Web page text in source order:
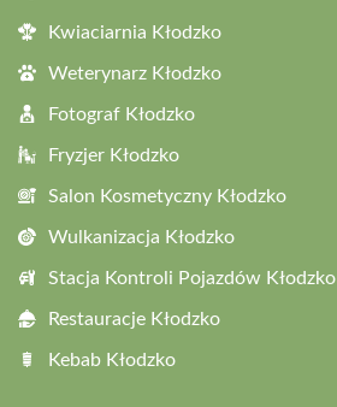
Kwiaciarnia Kłodzko
Weterynarz Kłodzko
Fotograf Kłodzko
Fryzjer Kłodzko
Salon Kosmetyczny Kłodzko
Wulkanizacja Kłodzko
Stacja Kontroli Pojazdów Kłodzko
Restauracje Kłodzko
Kebab Kłodzko